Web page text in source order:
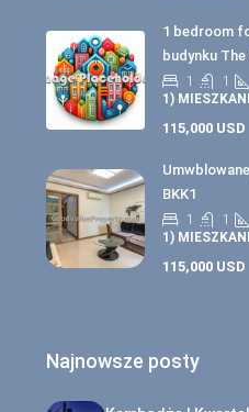
1 bedroom
budynku The
1 1
1)
115,000 USD
BKK1
1 1
1)
115,000 USD
Najnowsze posty